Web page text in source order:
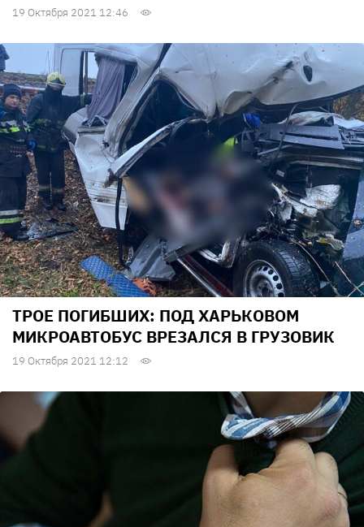
19 Октября 2021 12:46
ТРОЕ ПОГИБШИХ: ПОД ХАРЬКОВОМ
МИКРОАВТОБУС ВРЕЗАЛСЯ В ГРУЗОВИК
19 Октября 2021 12:12